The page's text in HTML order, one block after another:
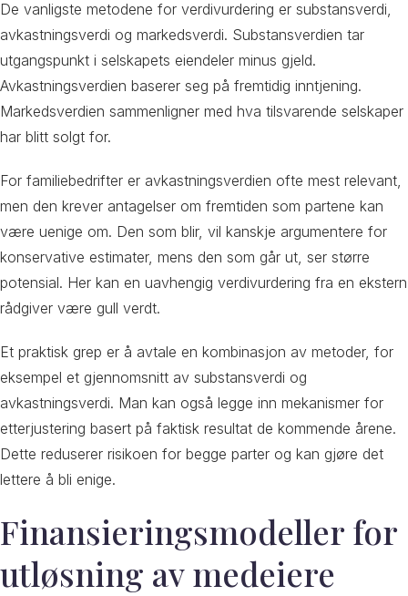
De vanligste metodene for verdivurdering er substansverdi,
avkastningsverdi og markedsverdi. Substansverdien tar
utgangspunkt i selskapets eiendeler minus gjeld.
Avkastningsverdien baserer seg på fremtidig inntjening.
Markedsverdien sammenligner med hva tilsvarende selskaper
har blitt solgt for.
For familiebedrifter er avkastningsverdien ofte mest relevant,
men den krever antagelser om fremtiden som partene kan
være uenige om. Den som blir, vil kanskje argumentere for
konservative estimater, mens den som går ut, ser større
potensial. Her kan en uavhengig verdivurdering fra en ekstern
rådgiver være gull verdt.
Et praktisk grep er å avtale en kombinasjon av metoder, for
eksempel et gjennomsnitt av substansverdi og
avkastningsverdi. Man kan også legge inn mekanismer for
etterjustering basert på faktisk resultat de kommende årene.
Dette reduserer risikoen for begge parter og kan gjøre det
lettere å bli enige.
Finansieringsmodeller for
utløsning av medeiere